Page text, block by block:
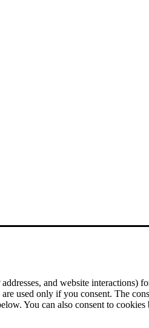
and website interactions)
used only if you consent. The
You can also consent to cookies